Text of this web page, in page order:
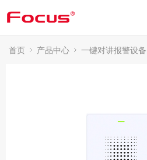
首页 产品中心 一键对讲报警设备